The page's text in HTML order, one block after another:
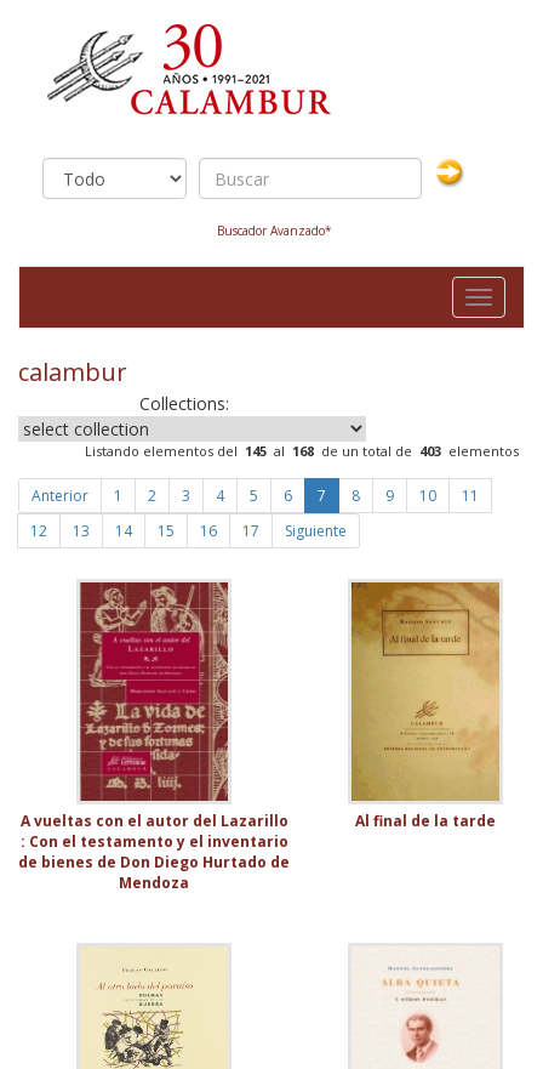
Buscador Avanzado*
Toggle
calambur
Collections:
Listando elementos del 145 al 168 de un total de 403 elementos
Anterior 1 2 3 4 5 6 7 8 9 10
11
12
13 14 15 16 17 Siguiente
A vueltas con el autor del Lazarillo
: Con el testamento y el inventario
de bienes de Don Diego Hurtado de
Mendoza
Al final de la tarde